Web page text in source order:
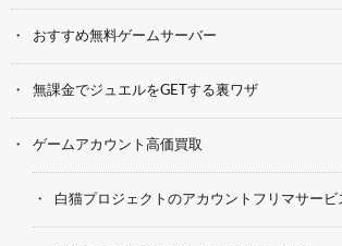
おすすめ無料ゲームサーバー
無課金でジュエルをGETする裏ワザ
ゲームアカウント高価買取
白猫プロジェクトのアカウントフリマサービ